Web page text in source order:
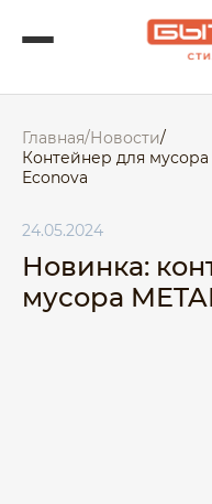
Главная/Новости/
Контейнер для мусора
Econova
24.05.2024
Новинка:
мусора